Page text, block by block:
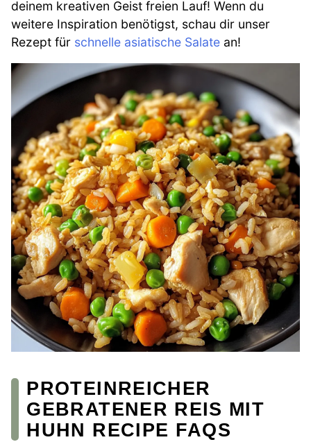
deinem kreativen Geist freien Lauf! Wenn du
weitere Inspiration benötigst, schau dir unser
Rezept für schnelle asiatische Salate an!
PROTEINREICHER
GEBRATENER REIS MIT
HUHN RECIPE FAQS